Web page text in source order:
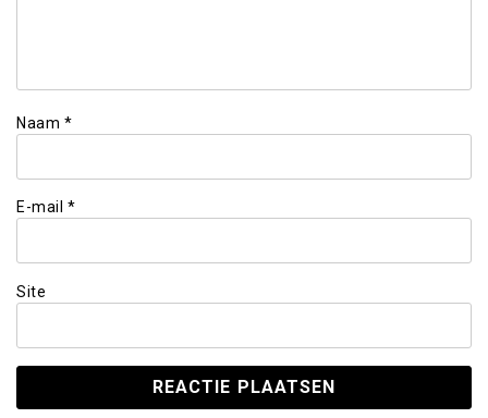
Naam *
E-mail *
Site